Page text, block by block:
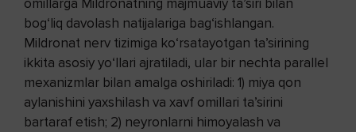
omillarga Mildronatning majmuaviy ta’siri bilan
bog‘liq davolash natijalariga bag‘ishlangan.
Mildronat nerv tizimiga ko‘rsatayotgan ta’sirining
ikkita asosiy yo‘llari ajratiladi, ular bir nechta parallel
mexanizmlar bilan amalga oshiriladi: 1) miya qon
aylanishini yaxshilash va xavf omillari ta’sirini
bartaraf etish; 2) neyronlarni himoyalash va